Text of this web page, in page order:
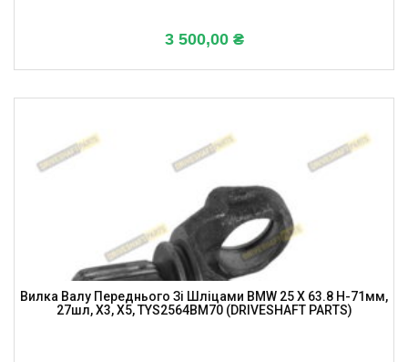
3 500,00 ₴
Вилка Валу Переднього Зі Шліцами BMW 25 X 63.8 H-71мм,
27шл, X3, X5, TYS2564BM70 (DRIVESHAFT PARTS)